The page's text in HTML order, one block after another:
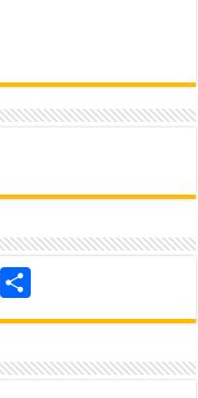
Print